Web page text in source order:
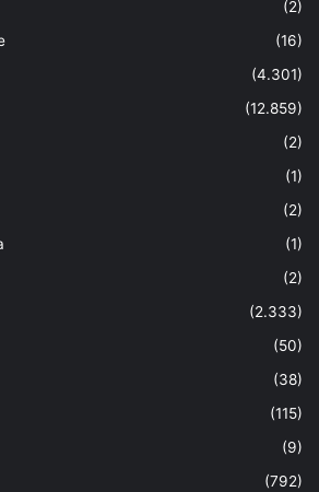
(2)
(16)
(4.301)
(12.859)
(2)
(1)
(2)
(1)
(2)
(2.333)
(50)
(38)
(115)
(9)
(792)